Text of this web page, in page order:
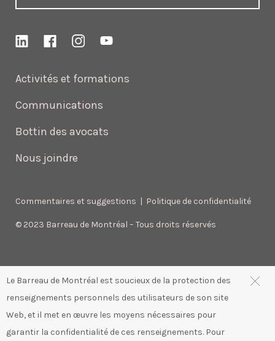
Le Barreau de Montréal est soucieux de la protection des
renseignements personnels des utilisateurs de son site
Web, et il met en œuvre les moyens nécessaires pour
garantir la confidentialité de ces renseignements. Pour
Activités et formations
Communications
Bottin des avocats
Nous joindre
Commentaires et suggestions | Politique de confidentialité
© 2023 Barreau de Montréal – Tous droits réservés